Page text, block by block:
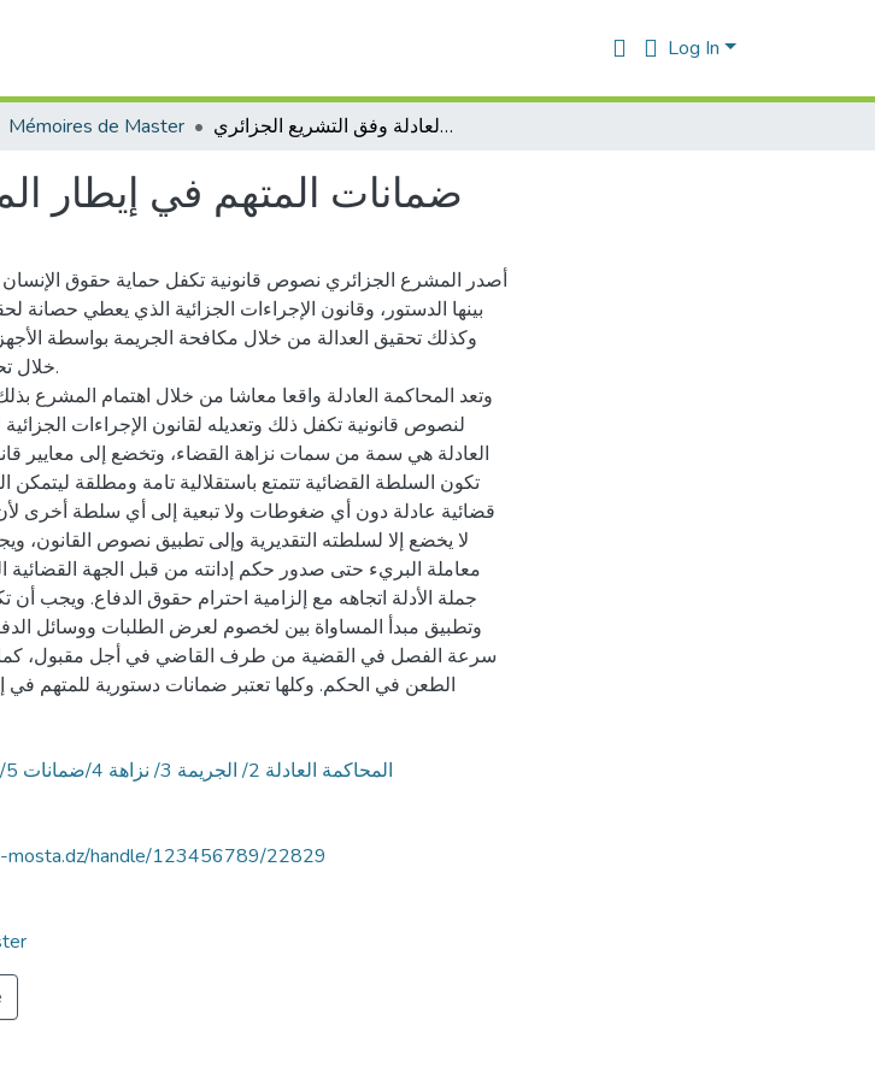
Log In
Mémoires de Master ضمانات المتهم في إيطار المحاكمة العادلة وفق التشريع الجزائري
ضمانات المتهم في إيطار
أصدر المشرع الجزائري نصوص قانونية تكفل حماية حقوق
بينها الدستور، وقانون الإجراءات الجزائية الذي يعطي حصانة
وكذلك تحقيق العدالة من خلال مكافحة الجريمة بواسطة
خلال
وتعد المحاكمة العادلة واقعا معاشا من خلال اهتمام المشرع
لنصوص قانونية تكفل ذلك وتعديله لقانون الإجراءات الجزائية
العادلة هي سمة من سمات نزاهة القضاء، وتخضع إلى معايير
تكون السلطة القضائية تتمتع باستقلالية تامة ومطلقة ليتمكن
قضائية عادلة دون أي ضغوطات ولا تبعية إلى أي سلطة أخرى
لا يخضع إلا لسلطته التقديرية وإلى تطبيق نصوص القانون،
معاملة البريء حتى صدور حكم إدانته من قبل الجهة القضائية
جملة الأدلة اتجاهه مع إلزامية احترام حقوق الدفاع. ويجب أن
وتطبيق مبدأ المساواة بين لخصوم لعرض الطلبات ووسائل
سرعة الفصل في القضية من طرف القاضي في أجل مقبول،
الطعن في الحكم. وكلها تعتبر ضمانات دستورية للمتهم في
/المحاكمة العادلة 2/ الجريمة 3/ نزاهة 4/ضمانات 5/ المتهم 6/ الدستور
mosta.dz/handle/123456789/22829